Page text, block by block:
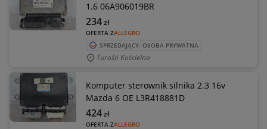
1.6 06A906019BR
OFERTA ZALLEGRO
234zł
SPRZEDAJĄCY: OSOBA PRYWATNA
Turośń Kościelna
Komputer sterownik silnika 2.3 16v
Mazda 6 OE L3R418881D
OFERTA ZALLEGRO
424zł